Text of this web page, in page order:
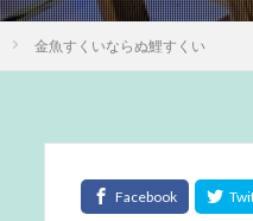
金魚すくいならぬ鯉すくい